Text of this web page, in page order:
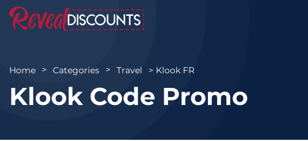
Home Categories Travel Klook FR
Klook Code Promo